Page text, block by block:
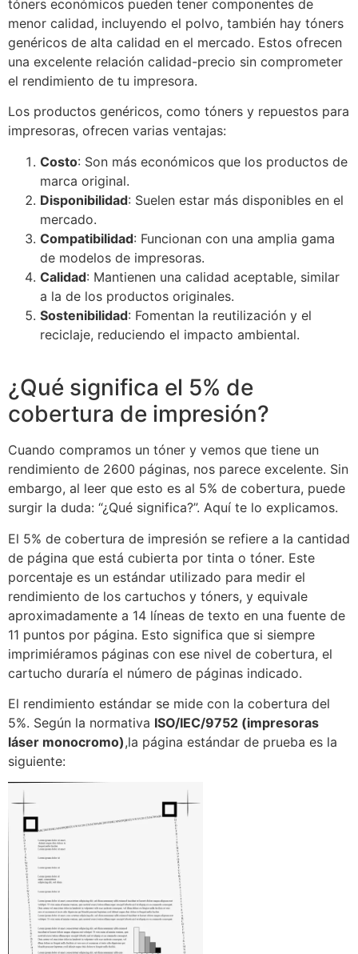
tóners económicos pueden tener componentes de
menor calidad, incluyendo el polvo, también hay tóners
genéricos de alta calidad en el mercado. Estos ofrecen
una excelente relación calidad-precio sin comprometer
el rendimiento de tu impresora.
Los productos genéricos, como tóners y repuestos para
impresoras, ofrecen varias ventajas:
Costo: Son más económicos que los productos de
marca original.
Disponibilidad: Suelen estar más disponibles en el
mercado.
Compatibilidad: Funcionan con una amplia gama
de modelos de impresoras.
Calidad: Mantienen una calidad aceptable, similar
a la de los productos originales.
Sostenibilidad: Fomentan la reutilización y el
reciclaje, reduciendo el impacto ambiental.
¿Qué significa el 5% de
cobertura de impresión?
Cuando compramos un tóner y vemos que tiene un
rendimiento de 2600 páginas, nos parece excelente. Sin
embargo, al leer que esto es al 5% de cobertura, puede
surgir la duda: “¿Qué significa?”. Aquí te lo explicamos.
El 5% de cobertura de impresión se refiere a la cantidad
de página que está cubierta por tinta o tóner. Este
porcentaje es un estándar utilizado para medir el
rendimiento de los cartuchos y tóners, y equivale
aproximadamente a 14 líneas de texto en una fuente de
11 puntos por página. Esto significa que si siempre
imprimiéramos páginas con ese nivel de cobertura, el
cartucho duraría el número de páginas indicado.
El rendimiento estándar se mide con la cobertura del
5%. Según la normativa ISO/IEC/9752 (impresoras
láser monocromo),la página estándar de prueba es la
siguiente: